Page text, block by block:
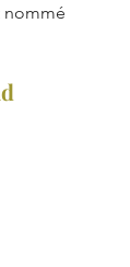
nommé